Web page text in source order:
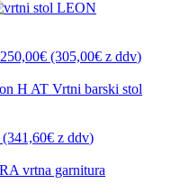
250,00€ (305,00€ z ddv)
(341,60€ z ddv)